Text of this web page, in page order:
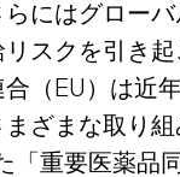
にはグロー
スクを引き
（EU）は近
ざまな取り
重要医薬品